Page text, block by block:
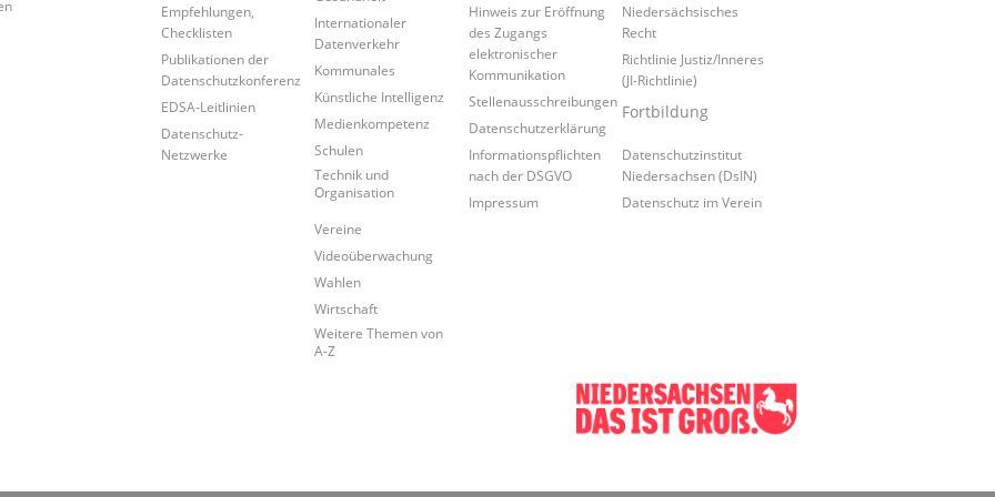
Empfehlungen,
Checklisten
Publikationen der
Datenschutzkonferenz
EDSA-Leitlinien
Datenschutz-
Netzwerke
Internationaler
Datenverkehr
Kommunales
Künstliche Intelligenz
Medienkompetenz
Schulen
Technik und
Organisation
Vereine
Videoüberwachung
Wahlen
Wirtschaft
Weitere Themen von
A-Z
Hinweis zur Eröffnung
des Zugangs
elektronischer
Kommunikation
Stellenausschreibungen
Datenschutzerklärung
Informationspflichten
nach der DSGVO
Impressum
Niedersächsisches
Recht
Richtlinie Justiz/Inneres
(JI-Richtlinie)
Fortbildung
Datenschutzinstitut
Niedersachsen (DsIN)
Datenschutz im Verein